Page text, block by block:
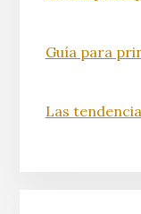
Guía para
Las